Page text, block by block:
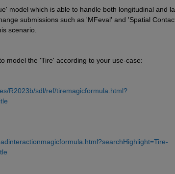
model which is able to handle both longitudinal and
submissions such as 'MFeval' and 'Spatial
scenario.
model the 'Tire' according to your use-case:
R2023b/sdl/ref/tiremagicformula.html?